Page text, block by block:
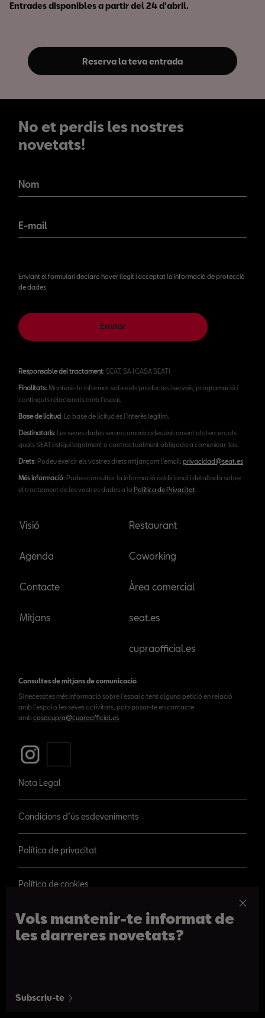
Vols mantenir-te informat de
les darreres novetats?
Subscriu-te
Entrades disponibles a partir del 24 d'abril.
Reserva la teva entrada
No et perdis les nostres
novetats!
novetats!
Nom
E-mail
Enviant el formulari declaro haver llegit i acceptat la informació de protecció
de dades
Enviar
Responsable del tractament: SEAT, SA (CASA SEAT)
Finalitats: Mantenir-lo informat sobre els productes i serveis, programació i
continguts relacionats amb l'espai.
Base de licitud: La base de licitud és l’interès legítim.
Destinataris: Les seves dades seran comunicades únicament als tercers als
quals SEAT estigui legalment o contractualment obligada a comunicar-los.
Drets: Podeu exercir els vostres drets mitjançant l'email: privacidad@seat.es
Més informació: Podeu consultar la informació addicional i detallada sobre
el tractament de les vostres dades a la Política de Privacitat.
Visió
Agenda
Contacte
Mitjans
Restaurant
Coworking
Àrea comercial
seat.es
cupraofficial.es
De 09h a 20:30h. De dilluns a dissabte
Consultes de mitjans de comunicació
Si necessites més informació sobre l'espai o tens alguna petició en relació
amb l'espai o les seves activitats, pots posar-te en contacte
amb casacupra@cupraofficial.es
Nota Legal
Condicions d’ús esdeveniments
Política de privacitat
Política de cookies